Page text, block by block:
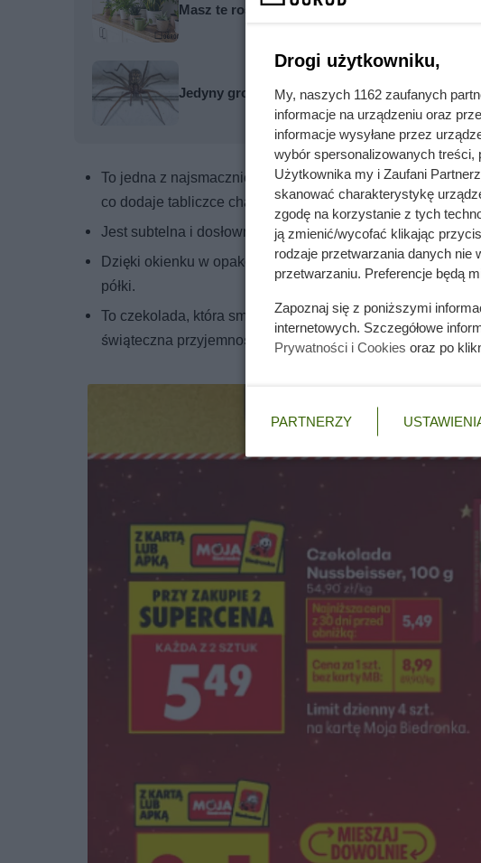
Masz te rośliny w sypialni? Mogą być kryjówką
Jedyny groźny pająk w Polsce właśnie
To jedna z najsmaczniejszych czekolad z orzechami.
co dodaje tabliczce charakteru i sprawia, że nie jest nijaka.
Jest subtelna i dosłownie rozpływa się w ustach.
Dzięki okienku w opakowaniu i estetycznej grafice
półki.
To czekolada, która smakuje niemal każdemu. Jest
świąteczna przyjemność dla całej rodziny.
Drogi użytkowniku,
My, naszych 1162 zaufanych
informacje na urządzeniu oraz
informacje wysyłane przez
wybór spersonalizowanych treści,
Użytkownika my i Zaufani
skanować charakterystykę
zgodę na korzystanie z tych
ją zmienić/wycofać klikając
rodzaje przetwarzania danych
przetwarzaniu. Preferencje będą
Zapoznaj się z poniższymi
internetowych. Szczegółowe
Prywatności i Cookies oraz po
PARTNERZY